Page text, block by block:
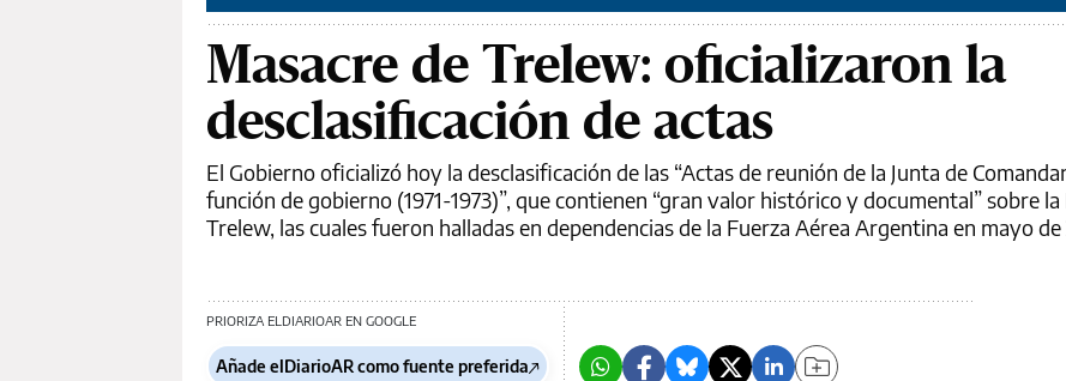
Masacre de Trelew: oficializaron la
desclasificación de actas
El Gobierno oficializó hoy la desclasificación de las “Actas de reunión de la Junta de
función de gobierno (1971-1973)”, que contienen “gran valor histórico y documental” sobre
Trelew, las cuales fueron halladas en dependencias de la Fuerza Aérea Argentina en mayo de
PRIORIZA ELDIARIOAR EN GOOGLE
Añade elDiarioAR como fuente preferida